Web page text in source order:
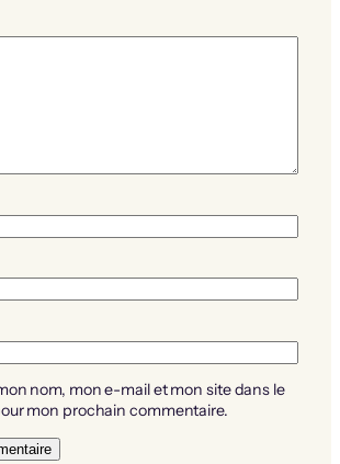
nom, mon e-mail et mon site dans le
mon prochain commentaire.